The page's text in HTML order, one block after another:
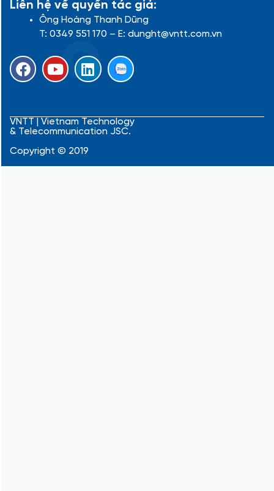
Liên hệ về quyền tác giả:
Ông Hoàng Thanh Dũng
T: 0349 551 170 – E: dunght@vntt.com.vn
F
a
b
o
o
k
Y
o
u
b
e
L
i
e
d
i
n
VNTT | Vietnam Technology
& Telecommunication JSC.
Copyright © 2019